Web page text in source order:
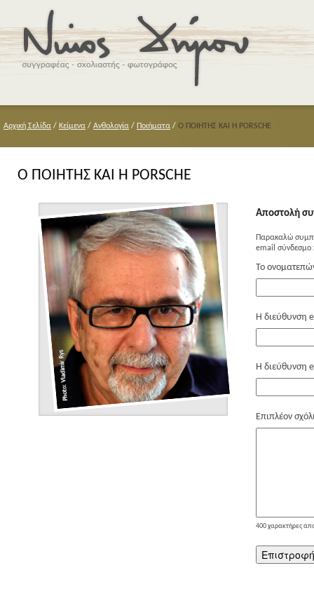
Αρχική Σελίδα / Κείμενα / Ανθολογία / Ποιήματα / O ΠΟΙΗΤΗΣ ΚΑΙ Η PORSCHE
O ΠΟΙΗΤΗΣ ΚΑΙ Η PORSCHE
Αποστολή
Παρακαλώ
email σύνδεσμο
Το
Η διεύθυνση
Η διεύθυνση
Επιπλέον
400χαρακτήρες